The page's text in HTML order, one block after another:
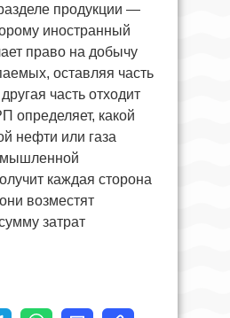
продукции —
иностранный
право на добычу
оставляя часть
часть отходит
определяет, какой
нефти или газа
каждая сторона
возместят
затрат